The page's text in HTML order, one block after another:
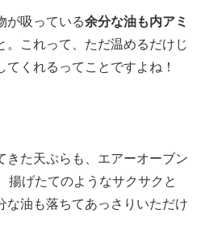
が吸っている余分な油も内アミ
。これって、ただ温めるだけじ
くれるってことですよね！
きた天ぷらも、エアーオーブン
揚げたてのようなサクサクと
な油も落ちてあっさりいただけ